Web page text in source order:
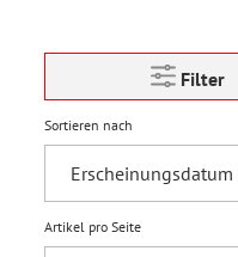
Filter
Sortieren nach
Artikel pro Seite